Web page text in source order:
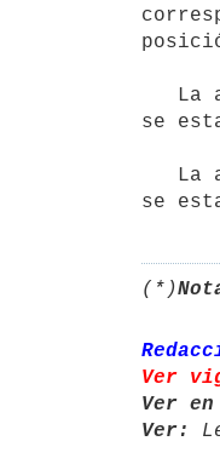
se
se
(*)
Ver
Ver
Ver: